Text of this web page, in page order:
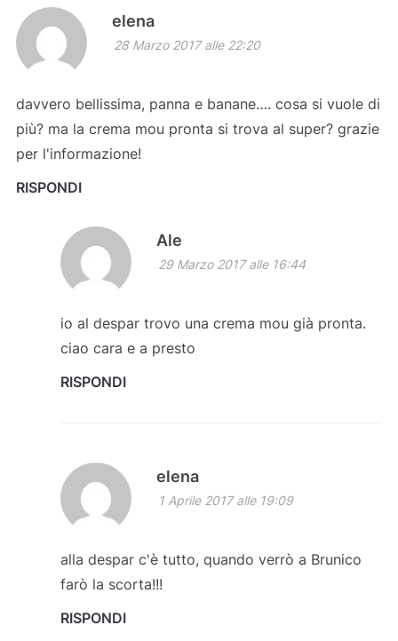
elena
28 Marzo 2017 alle 22:20
davvero bellissima, panna e banane…. cosa si vuole di
più? ma la crema mou pronta si trova al super? grazie
per l'informazione!
RISPONDI
Ale
29 Marzo 2017 alle 16:44
io al despar trovo una crema mou già pronta.
ciao cara e a presto
RISPONDI
elena
1 Aprile 2017 alle 19:09
alla despar c'è tutto, quando verrò a Brunico
farò la scorta!!!
RISPONDI